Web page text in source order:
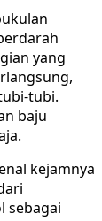
yang
tubi.
baju
kejamnya
sebagai